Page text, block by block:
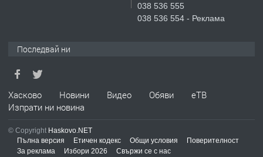
СГЛОБЯВАНЕ НА МЕБЕЛИ.
ПРЕДЛАГА
№4119 Едностаен обзаведен
038 536 555
038 536 554 - Реклама
Последвай ни
Хасково Новини Видео Обяви
еТВ
Изпрати ни новина
© Copyright Haskovo.NET
Пълна версия
Етичен кодекс Общи условия
Поверителност
За реклама
Избори 2026 Свържи се с нас